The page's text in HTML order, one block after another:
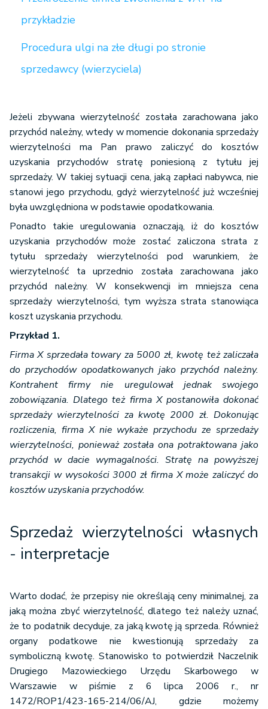
przykładzie
Procedura ulgi na złe długi po stronie
sprzedawcy (wierzyciela)
Jeżeli zbywana wierzytelność została zarachowana jako
przychód należny, wtedy w momencie dokonania sprzedaży
wierzytelności ma Pan prawo zaliczyć do kosztów
uzyskania przychodów stratę poniesioną z tytułu jej
sprzedaży. W takiej sytuacji cena, jaką zapłaci nabywca, nie
stanowi jego przychodu, gdyż wierzytelność już wcześniej
była uwzględniona w podstawie opodatkowania.
Ponadto takie uregulowania oznaczają, iż do kosztów
uzyskania przychodów może zostać zaliczona strata z
tytułu sprzedaży wierzytelności pod warunkiem, że
wierzytelność ta uprzednio została zarachowana jako
przychód należny. W konsekwencji im mniejsza cena
sprzedaży wierzytelności, tym wyższa strata stanowiąca
koszt uzyskania przychodu.
Przykład 1.
Firma X sprzedała towary za 5000 zł, kwotę też zaliczała
do przychodów opodatkowanych jako przychód należny.
Kontrahent firmy nie uregulował jednak swojego
zobowiązania. Dlatego też firma X postanowiła dokonać
sprzedaży wierzytelności za kwotę 2000 zł. Dokonując
rozliczenia, firma X nie wykaże przychodu ze sprzedaży
wierzytelności, ponieważ została ona potraktowana jako
przychód w dacie wymagalności. Stratę na powyższej
transakcji w wysokości 3000 zł firma X może zaliczyć do
kosztów uzyskania przychodów.
Sprzedaż wierzytelności własnych
- interpretacje
Warto dodać, że przepisy nie określają ceny minimalnej, za
jaką można zbyć wierzytelność, dlatego też należy uznać,
że to podatnik decyduje, za jaką kwotę ją sprzeda. Również
organy podatkowe nie kwestionują sprzedaży za
symboliczną kwotę. Stanowisko to potwierdził Naczelnik
Drugiego Mazowieckiego Urzędu Skarbowego w
Warszawie w piśmie z 6 lipca 2006 r., nr
1472/ROP1/423-165-214/06/AJ, gdzie możemy